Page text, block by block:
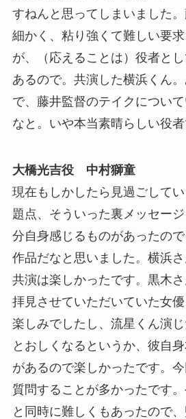
すねんと思ってしまいました
細かく、粘り強くて難しい要
が、（応えることは）役者と
あるので。共演した横浜くん
で、藤井監督のテイクについ
なと。いや本当素晴らしい役者
大橋光吉役 中村獅童
現在もしかしたら見過ごして
題点、そういった裏メッセー
分自身感じるものがあったの
作品だなと思いました。横浜
共演は楽しかったです。黒木
拝見させていただいていた女
楽しみでしたし、流星くん演
とおしくなるというか、彼自
があるので楽しかったです。
質問することが多かったです
と同時に難しくもあったので